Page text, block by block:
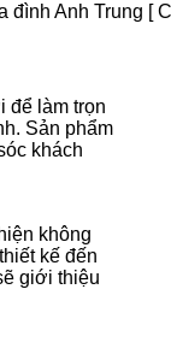
đình Anh Trung [
để làm trọn
Sản phẩm
khách
không
kế đến
giới thiệu